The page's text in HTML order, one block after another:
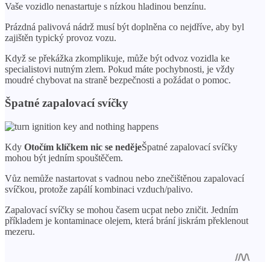
Vaše vozidlo nenastartuje s nízkou hladinou benzínu.
Prázdná palivová nádrž musí být doplněna co nejdříve, aby byl
zajištěn typický provoz vozu.
Když se překážka zkomplikuje, může být odvoz vozidla ke
specialistovi nutným zlem. Pokud máte pochybnosti, je vždy
moudré chybovat na straně bezpečnosti a požádat o pomoc.
Špatné zapalovací svíčky
Kdy Otočím klíčkem nic se nedějeŠpatné zapalovací svíčky
mohou být jedním spouštěčem.
Vůz nemůže nastartovat s vadnou nebo znečištěnou zapalovací
svíčkou, protože zapálí kombinaci vzduch/palivo.
Zapalovací svíčky se mohou časem ucpat nebo zničit. Jedním
příkladem je kontaminace olejem, která brání jiskrám překlenout
mezeru.